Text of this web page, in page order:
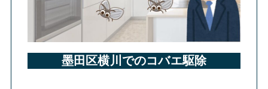
墨田区横川でのコバエ駆除